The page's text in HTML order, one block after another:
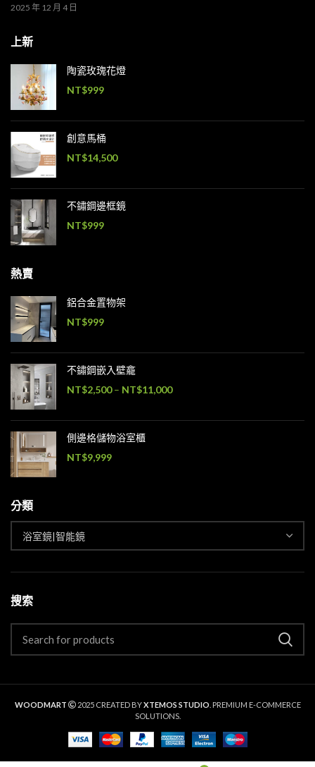
2025 年 12 月 4 日
上新
陶瓷玫瑰花燈
NT$999
創意馬桶
NT$14,500
不鏽鋼邊框鏡
NT$999
熱賣
鋁合金置物架
NT$999
不鏽鋼嵌入壁龕
NT$2,500 – NT$11,000
側邊格儲物浴室櫃
NT$9,999
分類
搜索
WOODMART 2025 CREATED BYXTEMOS STUDIO . PREMIUM E-COMMERCE
SOLUTIONS.